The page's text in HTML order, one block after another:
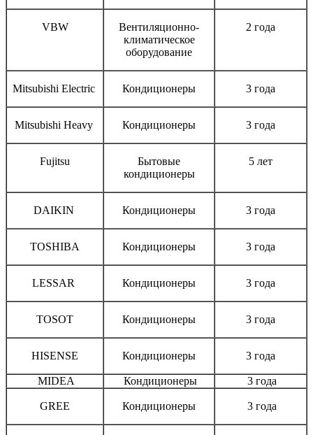
VBW
Вентиляционно-
климатическое
оборудование
2 года
Mitsubishi Electric Кондиционеры 3 года
Mitsubishi Heavy Кондиционеры 3 года
Fujitsu
Бытовые
кондиционеры
5 лет
DAIKIN Кондиционеры 3 года
TOSHIBA Кондиционеры 3 года
LESSAR Кондиционеры 3 года
TOSOT Кондиционеры 3 года
HISENSE Кондиционеры 3 года
MIDEA Кондиционеры 3 года
GREE Кондиционеры 3 года